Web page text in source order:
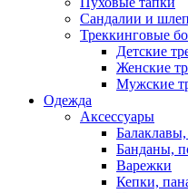
Сандалии и
Треккинговые
Детские
Женские
Мужские
Одежда
Аксессуары
Банданы,
Варежки
Кепки,